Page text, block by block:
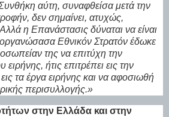
αύτη, συναφθείσα μετά την
δεν σημαίνει, ατυχώς,
Αλλά η Επανάστασις δύναται να είναι
Εθνικόν Στρατόν έδωκε
της να επιτύχη την
ήτις επιτρέπει εις την
τα έργα ειρήνης και να αφοσιωθή
περισυλλογής.»
στην Ελλάδα και στην